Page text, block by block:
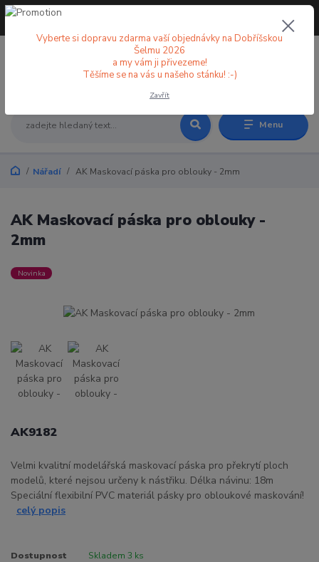
Menu
+420 773 998 582
Nářadí AK Maskovací páska pro oblouky - 2mm
AK Maskovací páska pro oblouky -
2mm
Novinka
AK9182
Velmi kvalitní modelářská maskovací páska pro překrytí ploch
modelů, které nejsou určeny k nástřiku. Délka návinu: 18m
Speciální flexibilní PVC materiál pásky pro obloukové maskování!
celý popis
Dostupnost Skladem 3 ks
Vyberte si dopravu zdarma vaší objednávky na Dobříšskou
Šelmu 2026
a my vám ji přivezeme!
Těšíme se na vás u našeho stánku! :-)
Zavřít